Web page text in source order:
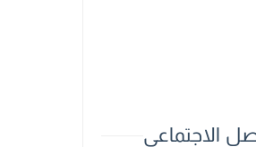
الاجتماعي